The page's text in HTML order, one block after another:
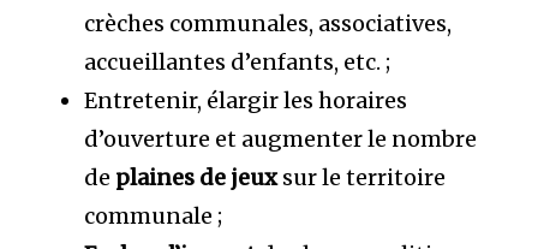
crèches communales, associatives,
accueillantes d’enfants, etc. ;
Entretenir, élargir les horaires
d’ouverture et augmenter le nombre
de plaines de jeuxsur le territoire
communale ;